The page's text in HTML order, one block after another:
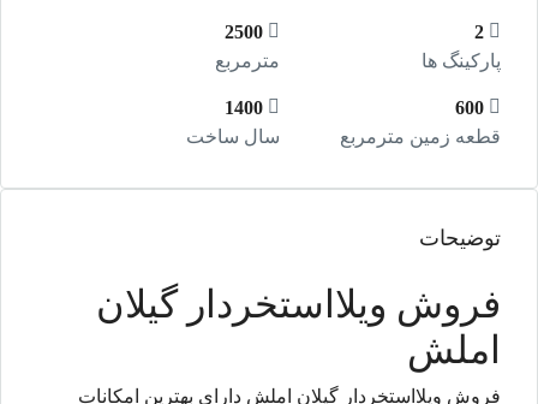
2
پارکینگ ها
2500
مترمربع
600
قطعه زمین مترمربع
1400
سال ساخت
توضیحات
فروش ویلااستخردار گیلان
املش
فروش ویلااستخردار گیلان املش دارای بهترین امکانات